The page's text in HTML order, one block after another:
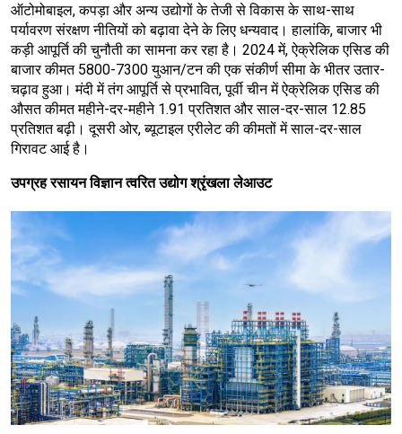
ऑटोमोबाइल, कपड़ा और अन्य उद्योगों के तेजी से विकास के साथ-साथ
पर्यावरण संरक्षण नीतियों को बढ़ावा देने के लिए धन्यवाद। हालांकि, बाजार भी
कड़ी आपूर्ति की चुनौती का सामना कर रहा है। 2024 में, ऐक्रेलिक एसिड की
बाजार कीमत 5800-7300 युआन/टन की एक संकीर्ण सीमा के भीतर उतार-
चढ़ाव हुआ। मंदी में तंग आपूर्ति से प्रभावित, पूर्वी चीन में ऐक्रेलिक एसिड की
औसत कीमत महीने-दर-महीने 1.91 प्रतिशत और साल-दर-साल 12.85
प्रतिशत बढ़ी। दूसरी ओर, ब्यूटाइल एरीलेट की कीमतों में साल-दर-साल
गिरावट आई है।
उपग्रह रसायन विज्ञान त्वरित उद्योग श्रृंखला लेआउट